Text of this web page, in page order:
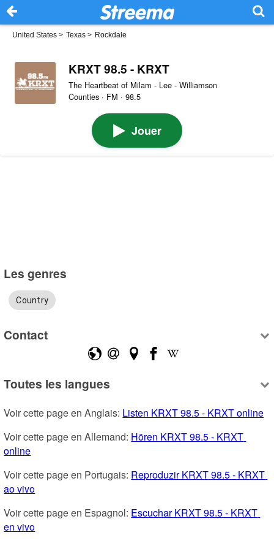
United States > Texas > Rockdale
KRXT 98.5 - KRXT
The Heartbeat of Milam - Lee - Williamson
Counties · FM · 98.5
Jouer
Les genres
Country
Contact
Toutes les langues
Voir cette page en Anglais: Listen KRXT 98.5 - KRXT online
Voir cette page en Allemand: Hören KRXT 98.5 - KRXT
online
Voir cette page en Portugais: Reproduzir KRXT 98.5 - KRXT
ao vivo
Voir cette page en Espagnol: Escuchar KRXT 98.5 - KRXT
en vivo